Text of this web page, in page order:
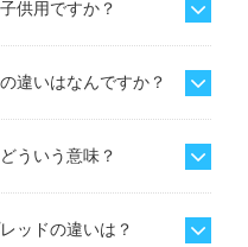
供用ですか？
違いはなんですか？
ういう意味？
ッドの違いは？